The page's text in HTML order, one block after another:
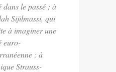
dans le passé ; à
Sijilmassi, qui
à imaginer une
euro-
; à
Strauss-